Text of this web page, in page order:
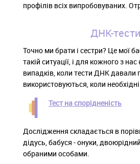
профілів всіх випробовуваних.
ДНК-тести
Точно ми брати і сестри? Це мої
такій ситуації, і для кожного з
випадків, коли тести ДНК
використовуються, коли
Тест на спорідненість
Дослідження складається в
дідусь, бабуся - онуки,
обраними особами.